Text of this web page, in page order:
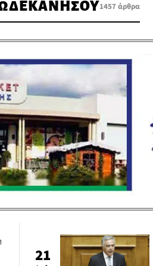
1457 άρθρα
21